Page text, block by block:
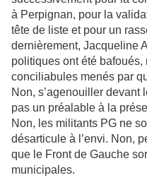
à Perpignan, pour la
tête de liste et pour un
dernièrement, Jacqueline
politiques ont été
conciliabules menés par
Non, s’agenouiller devant
pas un préalable à la
Non, les militants PG ne
désarticule à l’envi. Non,
que le Front de Gauche
municipales.